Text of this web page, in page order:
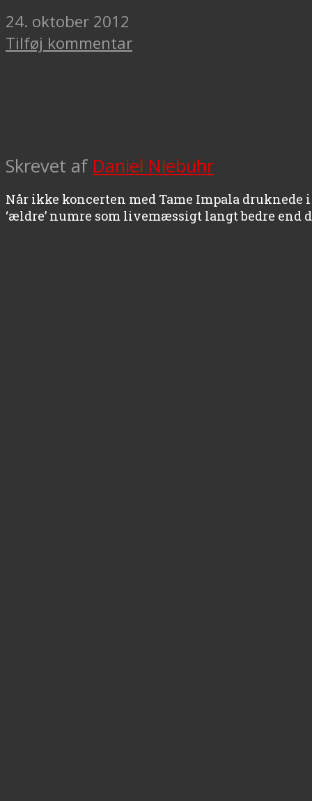
24. oktober 2012
Tilføj kommentar
Skrevet af Daniel Niebuhr
Når ikke koncerten med Tame Impala druknede
‘ældre’ numre som livemæssigt langt bedre